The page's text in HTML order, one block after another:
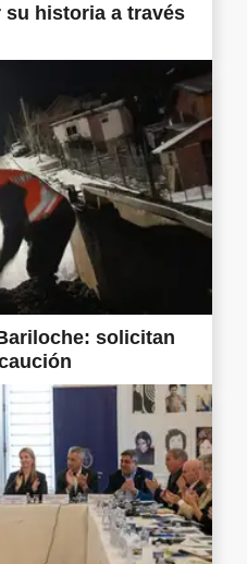
su historia a través
solicitan